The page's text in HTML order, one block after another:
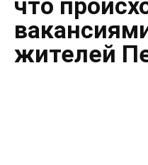
жителей